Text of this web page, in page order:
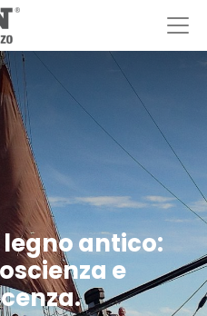
antico:
e